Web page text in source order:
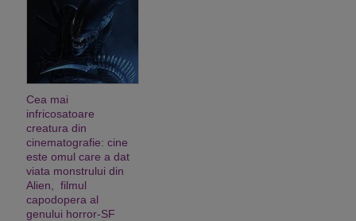
Cea mai
infricosatoare
creatura din
cinematografie: cine
este omul care a dat
viata monstrului din
Alien, filmul
capodopera al
genului horror-SF